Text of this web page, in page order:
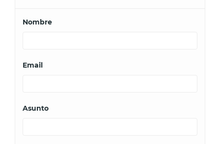
Nombre
Email
Asunto